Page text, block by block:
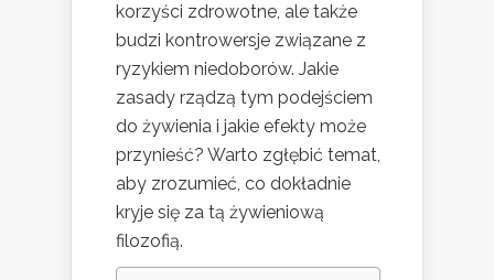
korzyści zdrowotne, ale także
budzi kontrowersje związane z
ryzykiem niedoborów. Jakie
zasady rządzą tym podejściem
do żywienia i jakie efekty może
przynieść? Warto zgłębić temat,
aby zrozumieć, co dokładnie
kryje się za tą żywieniową
filozofią.